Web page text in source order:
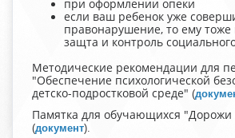
при оформлении опеки
если ваш ребенок уже
правонарушение, то ему тоже
защта и контроль
Методические рекомендации для
"Обеспечение психологической
детско-подростковой среде" (
Памятка для обучающихся
(документ).